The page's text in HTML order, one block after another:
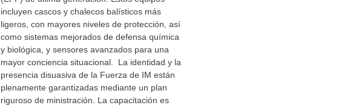
incluyen cascos y chalecos balísticos más
ligeros, con mayores niveles de protección, así
como sistemas mejorados de defensa química
y biológica, y sensores avanzados para una
mayor conciencia situacional. La identidad y la
presencia disuasiva de la Fuerza de IM están
plenamente garantizadas mediante un plan
riguroso de ministración. La capacitación es